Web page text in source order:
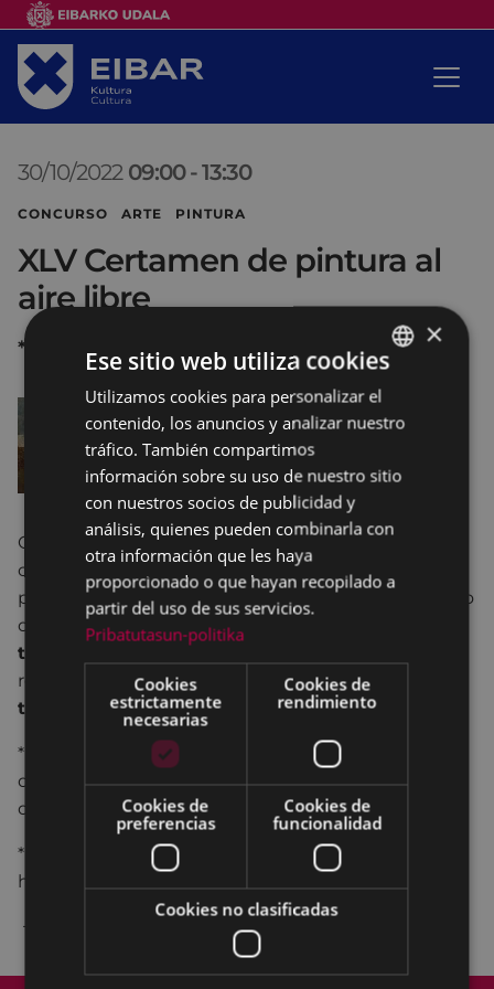
30/10/2022 09:00 -13:30
CONCURSO ARTE PINTURA
XLV Certamen de pintura al
aire libre
*
Organizado por el Ayuntamiento de Eibar
colaboración de la
Asociación Artística de Eibar,
pueden participar
todos y todas las artistas
que lo
deseen, con tema delibre
técnicas
realizar la
obra del natural
y en el espacio de
tiempo y lugar indicados.
*Inscripción y sellado de lienzos y papeles: de 9 a 11
de la mañana en el patio del Ayuntamiento (Plaza
de Unzaga,1)
*Entrega de obras en el exterior del Ayuntamiento
hasta la una y media de la tarde (13:30 horas),
+para más información pulsa aquí
BASQUE
SPANISH
×
Ese sitio web utiliza cookies
Utilizamos cookies para personalizar el
contenido, los anuncios y analizar nuestro
tráfico. También compartimos
información sobre su uso de nuestro sitio
con nuestros socios de publicidad y
análisis, quienes pueden combinarla con
otra información que les haya
proporcionado o que hayan recopilado a
partir del uso de sus servicios.
Pribatutasun-politika
Cookies
estrictamente
necesarias
Cookies de
rendimiento
Cookies de
preferencias
Cookies de
funcionalidad
Cookies no clasificadas